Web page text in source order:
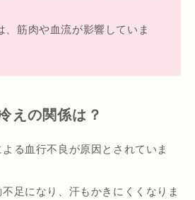
、筋肉や血流が影響していま
えの関係は？
る血行不良が原因とされていま
足になり、汗もかきにくくなりま